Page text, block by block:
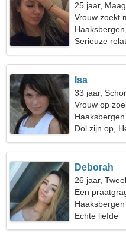
25 jaar,
Vrouw zoekt
Serieuze
Isa
33 jaar,
Vrouw op
Haaksbergen
Dol zijn op,
Deborah
26 jaar,
Een
Haaksbergen
Echte liefde